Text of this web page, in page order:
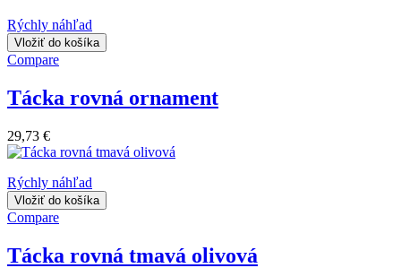
Rýchly náhľad
Vložiť do košíka
Compare
Tácka rovná ornament
29,73 €
Rýchly náhľad
Vložiť do košíka
Compare
Tácka rovná tmavá olivová